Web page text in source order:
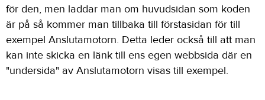
för den, men laddar man om huvudsidan som koden
är på så kommer man tillbaka till förstasidan för till
exempel Anslutamotorn. Detta leder också till att man
kan inte skicka en länk till ens egen webbsida där en
"undersida" av Anslutamotorn visas till exempel.